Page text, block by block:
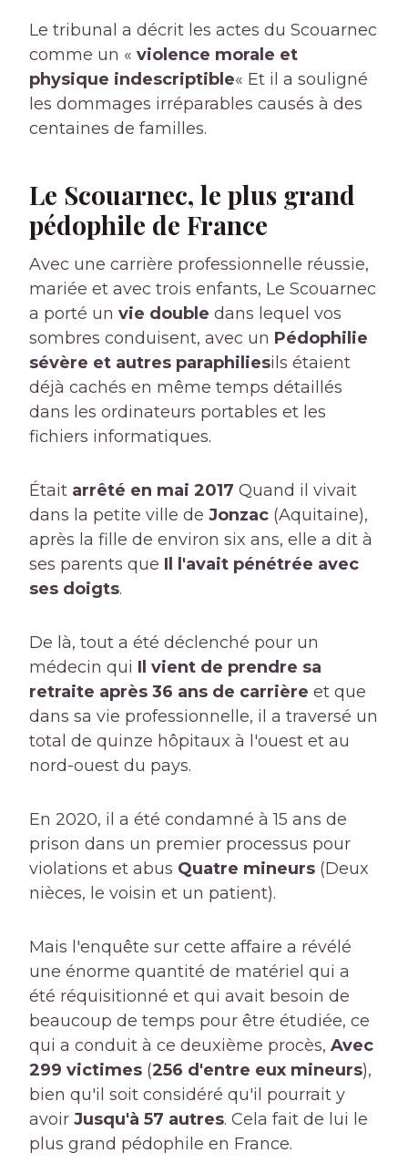
Le tribunal a décrit les actes du Scouarnec
comme un « violence morale et
physique indescriptible« Et il a souligné
les dommages irréparables causés à des
centaines de familles.
Le Scouarnec, le plus grand
pédophile de France
Avec une carrière professionnelle réussie,
mariée et avec trois enfants, Le Scouarnec
a porté un vie double dans lequel vos
sombres conduisent, avec un Pédophilie
sévère et autres paraphiliesils étaient
déjà cachés en même temps détaillés
dans les ordinateurs portables et les
fichiers informatiques.
Était arrêté en mai 2017 Quand il vivait
dans la petite ville de Jonzac (Aquitaine),
après la fille de environ six ans, elle a dit à
ses parents que Il l'avait pénétrée avec
ses doigts.
De là, tout a été déclenché pour un
médecin qui Il vient de prendre sa
retraite après 36 ans de carrière et que
dans sa vie professionnelle, il a traversé un
total de quinze hôpitaux à l'ouest et au
nord-ouest du pays.
En 2020, il a été condamné à 15 ans de
prison dans un premier processus pour
violations et abus Quatre mineurs (Deux
nièces, le voisin et un patient).
Mais l'enquête sur cette affaire a révélé
une énorme quantité de matériel qui a
été réquisitionné et qui avait besoin de
beaucoup de temps pour être étudiée, ce
qui a conduit à ce deuxième procès, Avec
299 victimes (256 d'entre eux mineurs),
bien qu'il soit considéré qu'il pourrait y
avoir Jusqu'à 57 autres. Cela fait de lui le
plus grand pédophile en France.